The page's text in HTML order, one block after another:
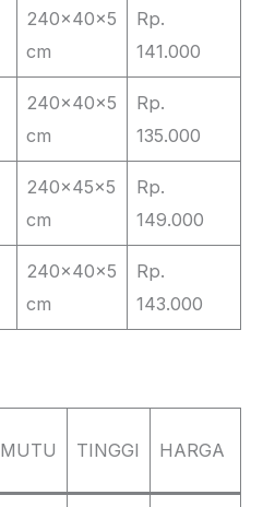
240x40x5
cm
Rp.
141.000
240x40x5
cm
Rp.
135.000
240x45x5
cm
Rp.
149.000
240x40x5
cm
Rp.
143.000
MUTU TINGGI HARGA